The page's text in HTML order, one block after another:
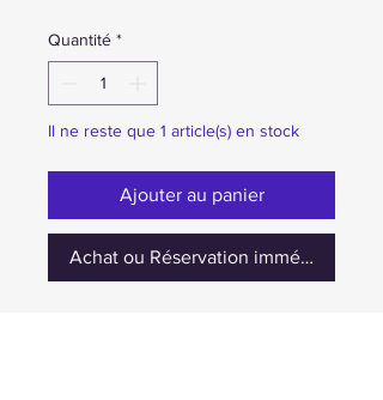
Quantité *
Il ne reste que 1 article(s) en stock
Ajouter au panier
Achat ou Réservation immédiate